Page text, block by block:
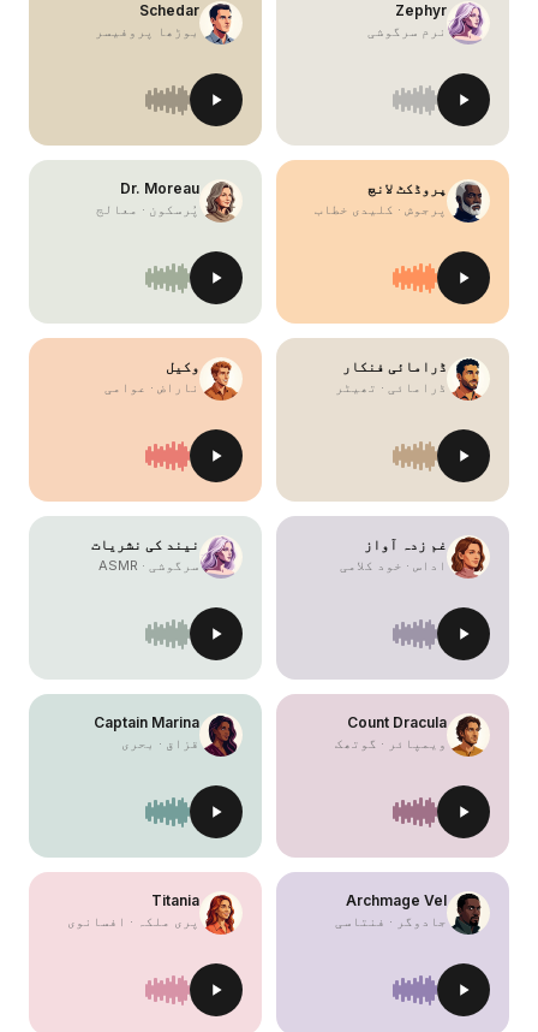
Zephyr
نرم سرگوشی
Schedar
بوڑھا پروفیسر
پروڈکٹ لانچ
پرجوش · کلیدی خطاب
Dr. Moreau
پُرسکون · معالج
ڈرامائی فنکار
ڈرامائی · تھیٹر
وکیل
ناراض · عوامی
غم زدہ آواز
اداس · خود کلامی
نیند کی نشریات
سرگوشی · ASMR
Count Dracula
ویمپائر · گوتھک
Captain Marina
قزاق · بحری
Archmage Vel
جادوگر · فنتاسی
Titania
پری ملکہ · افسانوی